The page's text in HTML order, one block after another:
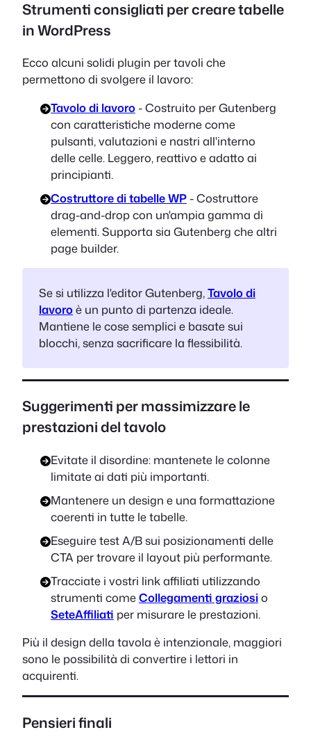
Strumenti consigliati per creare tabelle
in WordPress
Ecco alcuni solidi plugin per tavoli che
permettono di svolgere il lavoro:
Tavolo di lavoro- Costruito per Gutenberg
con caratteristiche moderne come
pulsanti, valutazioni e nastri all'interno
delle celle. Leggero, reattivo e adatto ai
principianti.
Costruttore di tabelle WP- Costruttore
drag-and-drop con un'ampia gamma di
elementi. Supporta sia Gutenberg che altri
page builder.
Se si utilizza l'editor Gutenberg,Tavolo di
lavoroè un punto di partenza ideale.
Mantiene le cose semplici e basate sui
blocchi, senza sacrificare la flessibilità.
Suggerimenti per massimizzare le
prestazioni del tavolo
Evitate il disordine: mantenete le colonne
limitate ai dati più importanti.
Mantenere un design e una formattazione
coerenti in tutte le tabelle.
Eseguire test A/B sui posizionamenti delle
CTA per trovare il layout più performante.
Tracciate i vostri link affiliati utilizzando
strumenti comeCollegamenti graziosio
SeteAffiliati per misurare le prestazioni.
Più il design della tavola è intenzionale, maggiori
sono le possibilità di convertire i lettori in
acquirenti.
Pensieri finali